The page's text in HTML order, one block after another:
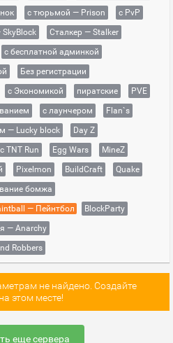
с тюрьмой — Prison
с PvP
Сталкер — Stalker
с бесплатной админкой
Без регистрации
с Экономикой пиратские
PVE
с лаунчером
Flan`s
— Lucky block
Day Z
с TNT Run Egg Wars
MineZ
Pixelmon BuildCraft
Quake
бомжа
— Пейнтбол
BlockParty
— Anarchy
Robbers
не найдено. Создайте
этом месте!
еще сервера